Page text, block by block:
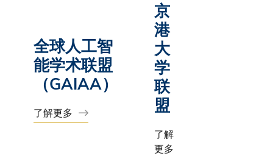
全球人工智
能学术联盟
（GAIAA）
了解更多
京
港
大
学
联
盟
了解
更多